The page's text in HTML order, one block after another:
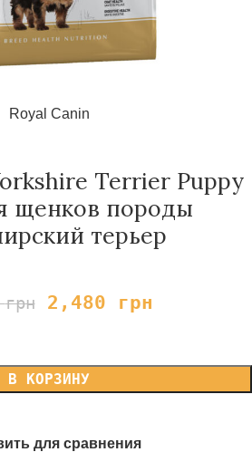
увеличить
Royal Canin
Terrier Puppy
щенков породы
терьер
грн 2,480 грн
В КОРЗИНУ
для сравнения